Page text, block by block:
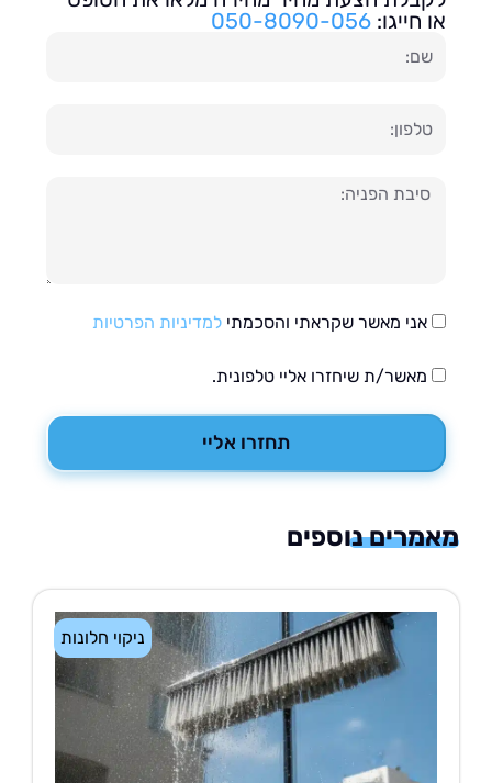
חייגו:050-8090-056
אני מאשר שקראתי והסכמתילמדיניות הפרטיות
מאשר/ת שיחזרו אליי טלפונית.
תחזרו אליי
נוספים
ניקוי חלונות